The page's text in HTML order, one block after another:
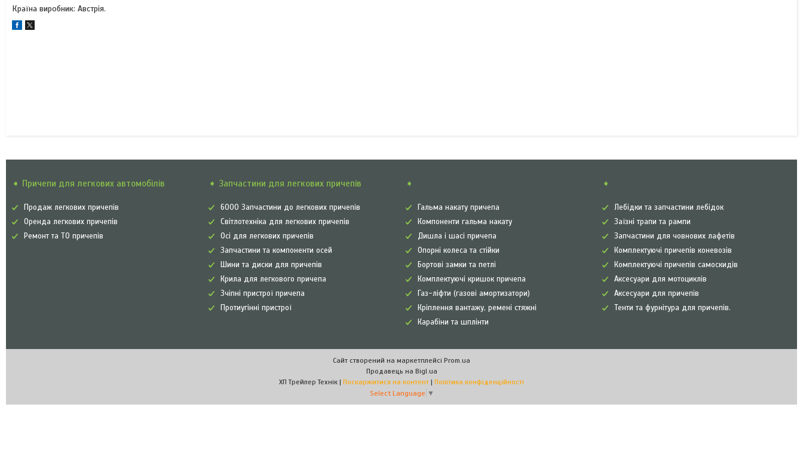
Країна виробник: Австрія.
➧ Причепи для легкових автомобілів
Продаж легкових причепів
Оренда легкових причепів
Ремонт та ТО причепів
➧ Запчастини для легкових причепів
6000 Запчастини до легкових причепів
Світлотехніка для легкових причепів
Осі для легкових причепів
Запчастини та компоненти осей
Шини та диски для причепів
Крила для легкового причепа
Зчіпні пристрої причепа
Протиугінні пристрої
➧
Гальма накату причепа
Компоненти гальма накату
Дишла і шасі причепа
Опорні колеса та стійки
Бортові замки та петлі
Комплектуючі кришок причепа
Газ-ліфти (газові амортизатори)
Кріплення вантажу, ремені стяжні
Карабіни та шплінти
➧
Лебідки та запчастини лебідок
Заїзні трапи та рампи
Запчастини для човнових лафетів
Комплектуючі причепів коневозів
Комплектуючі причепів самоскидів
Аксесуари для мотоциклів
Аксесуари для причепів
Тенти та фурнітура для причепів.
Сайт створений на маркетплейсі Prom.ua
Продавець на Bigl.ua
ХП Трейлер Технік | Поскаржитися на контент | Політика конфіденційності
Select Language ▼